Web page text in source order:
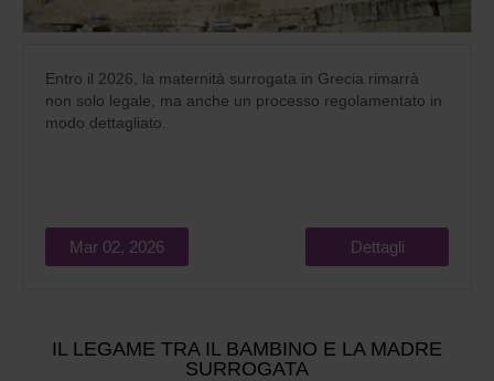
Entro il 2026, la maternità surrogata in Grecia rimarrà
non solo legale, ma anche un processo regolamentato in
modo dettagliato.
Mar 02, 2026 Dettagli
IL LEGAME TRA IL BAMBINO E LA MADRE
SURROGATA